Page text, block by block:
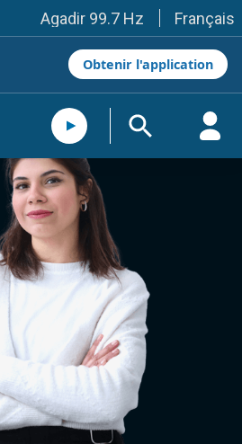
Agadir 99.7 Hz
Tanger 103.3 Hz
Tétouan 87.8 Hz
Fès 98.8 Hz
Meknès 97.2 Hz
El Jadida 97.3
Settat 104,6
Essaouira 96.6
Safi 92.3
Taza 103.0
Taounate 95.6
Tiznit 103.1
SkhourRhamna 92.2
Taroudant 104.9
Guelmim 91.9
Tan-Tan 95.2
Tafraout 104.9
Casablanca 92.5 Hz
Rabat, Salé 106.9 Hz
Marrakech 90.5 Hz
Agadir 99.7 Hz
Tanger 103.3 Hz
Français
Obtenir l'application